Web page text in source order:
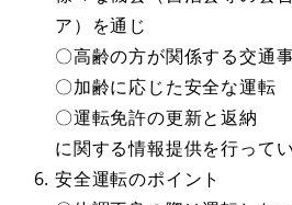
ア）を通じ
〇高齢の方が関係する交通
〇加齢に応じた安全な運転
〇運転免許の更新と返納
に関する情報提供を行ってい
安全運転のポイント